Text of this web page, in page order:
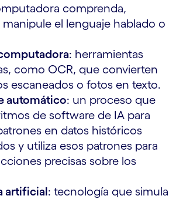
comprenda,
manipule el lenguaje hablado o
: herramientas
como OCR, que convierten
escaneados o fotos en texto.
automático: un proceso que
de software de IA para
en datos históricos
y utiliza esos patrones para
precisas sobre los
artificial: tecnología que simula